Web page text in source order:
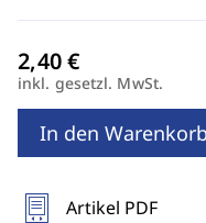
inkl. gesetzl. MwSt.
In den Warenkorb
Artikel PDF